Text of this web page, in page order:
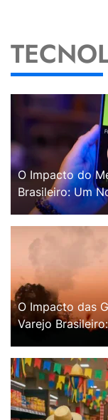
O Impacto do
Brasileiro: Um
O Impacto das
Varejo